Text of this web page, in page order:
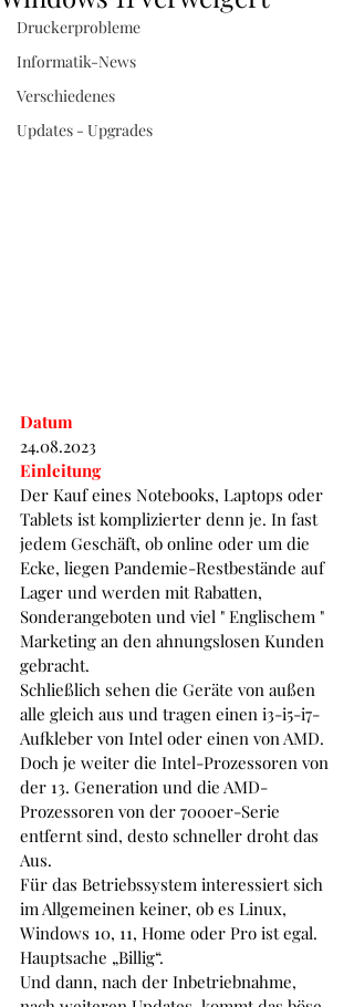
52 38 60
Druckerprobleme
Informatik-News
Verschiedenes
Updates - Upgrades
Datum
24.08.2023
Einleitung
Der Kauf eines Notebooks, Laptops oder
Tablets ist komplizierter denn je. In fast
jedem Geschäft, ob online oder um die
Ecke, liegen Pandemie-Restbestände auf
Lager und werden mit Rabatten,
Sonderangeboten und viel " Englischem "
Marketing an den ahnungslosen Kunden
gebracht.
Schließlich sehen die Geräte von außen
alle gleich aus und tragen einen i3-i5-i7-
Aufkleber von Intel oder einen von AMD.
Doch je weiter die Intel-Prozessoren von
der 13. Generation und die AMD-
Prozessoren von der 7000er-Serie
entfernt sind, desto schneller droht das
Aus.
Für das Betriebssystem interessiert sich
im Allgemeinen keiner, ob es Linux,
Windows 10, 11, Home oder Pro ist egal.
Hauptsache „Billig“.
Und dann, nach der Inbetriebnahme,